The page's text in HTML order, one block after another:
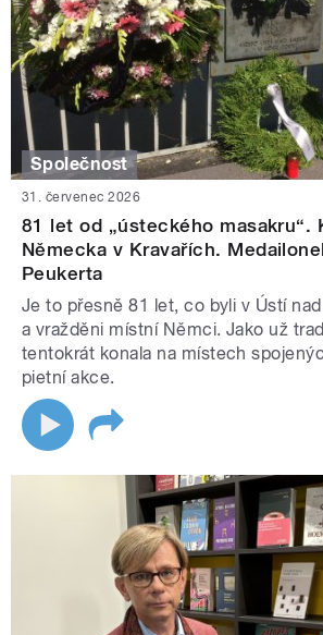
Společnost
31. červenec 2026
81 let od „ústeckého masakru“.
Německa v Kravařích.
Peukerta
Je to přesně 81 let, co byli v Ústí
a vražděni místní Němci. Jako už
tentokrát konala na místech
pietní akce.